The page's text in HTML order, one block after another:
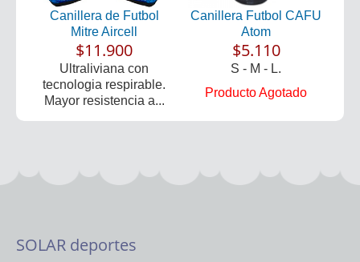
Canillera de Futbol
Mitre Aircell
$11.900
Ultraliviana con
tecnologia respirable.
Mayor resistencia a...
Canillera Futbol CAFU
Atom
$5.110
S - M - L.
Producto Agotado
SOLAR deportes